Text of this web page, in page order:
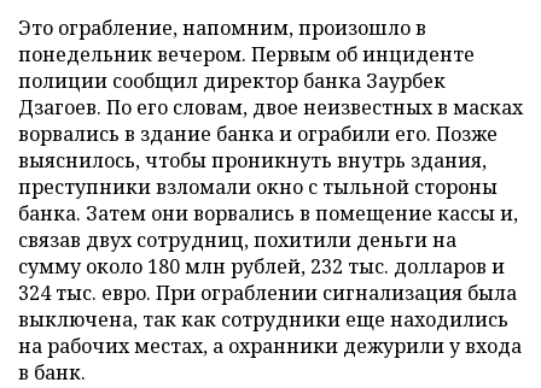
Это ограбление, напомним, произошло в
понедельник вечером. Первым об инциденте
полиции сообщил директор банка Заурбек
Дзагоев. По его словам, двое неизвестных в масках
ворвались в здание банка и ограбили его. Позже
выяснилось, чтобы проникнуть внутрь здания,
преступники взломали окно с тыльной стороны
банка. Затем они ворвались в помещение кассы и,
связав двух сотрудниц, похитили деньги на
сумму около 180 млн рублей, 232 тыс. долларов и
324 тыс. евро. При ограблении сигнализация была
выключена, так как сотрудники еще находились
на рабочих местах, а охранники дежурили у входа
в банк.